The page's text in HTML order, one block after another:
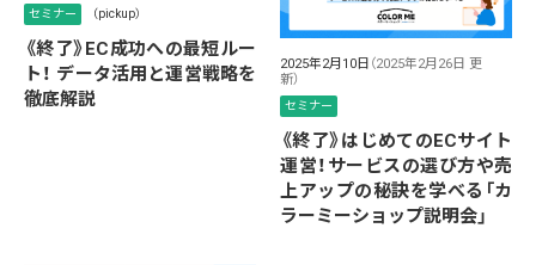
セミナー （pickup）
《終了》EC成功への最短ルー
ト！ データ活用と運営戦略を
徹底解説
2025年2月10日 （2025年2月26日 更
新）
セミナー
《終了》はじめてのECサイト
運営！サービスの選び方や売
上アップの秘訣を学べる「カ
ラーミーショップ説明会」